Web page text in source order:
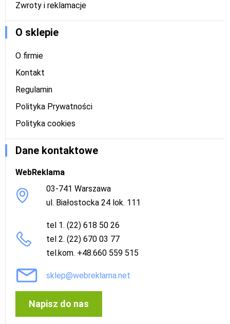
Zwroty i reklamacje
O sklepie
O firmie
Kontakt
Regulamin
Polityka Prywatności
Polityka cookies
Dane kontaktowe
WebReklama
03-741 Warszawa
ul. Białostocka 24 lok. 111
tel 1. (22) 618 50 26
tel 2. (22) 670 03 77
tel.kom. +48.660 559 515
sklep@webreklama.net
Napisz do nas